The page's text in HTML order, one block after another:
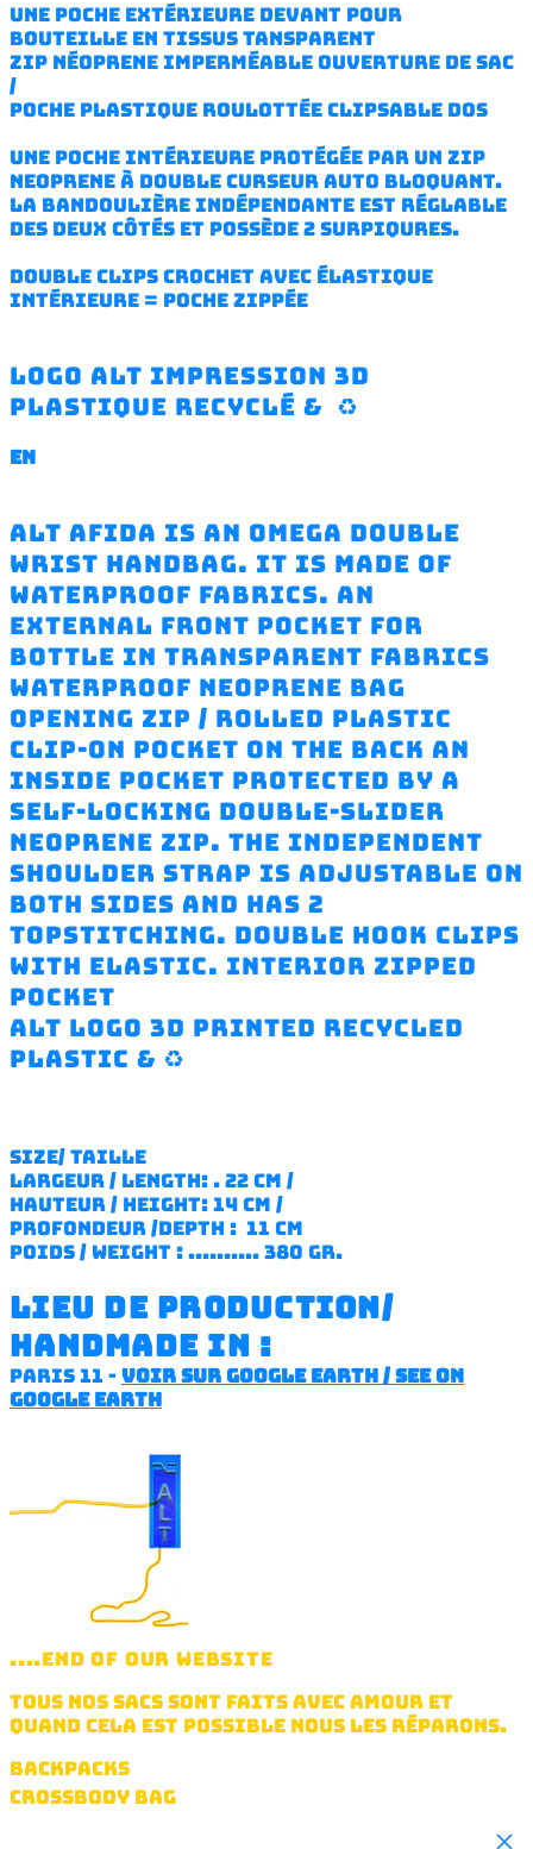
Une poche extérieure devant pour
bouteille en tissus tansparent
zip néoprene imperméable ouverture de sac
/
poche plastique roulottée clipsable dos
une poche intérieure protégée par un zip
neoprene à double curseur auto bloquant.
La bandoulière indépendante est réglable
des deux côtés et possède 2 surpiqures.
double clips crochet avec élastique
intérieure = poche zippée
Logo ALT impression 3D
plastique recyclé & ♻️
EN
ALT Afida is an omega double
wrist handbag. It is made of
waterproof fabrics. An
external front pocket for
bottle in transparent fabrics
waterproof neoprene bag
opening zip / Rolled plastic
clip-on pocket on the back an
inside pocket protected by a
self-locking double-slider
neoprene zip. The independent
shoulder strap is adjustable on
both sides and has 2
topstitching. double hook clips
with elastic. interior zipped
pocket
ALT logo 3D printed recycled
plastic & ♻️
SIZE/ TAILLE
largeur / length: . 22 cm /
hauteur / height:14 cm /
profondeur /depth : 11 cm
poids / weight : .......... 380 gr.
lieu de production/
handmade in :
paris 11 - voir sur google earth / see on
google earth
....END OF OUR WEBSITE
TOUS NOS SACS SONT FAITS AVEC AMOUR ET
QUAND CELA EST POSSIBLE NOUS LES RÉPARONS.
BACKPACKS
CROSSBODY BAG